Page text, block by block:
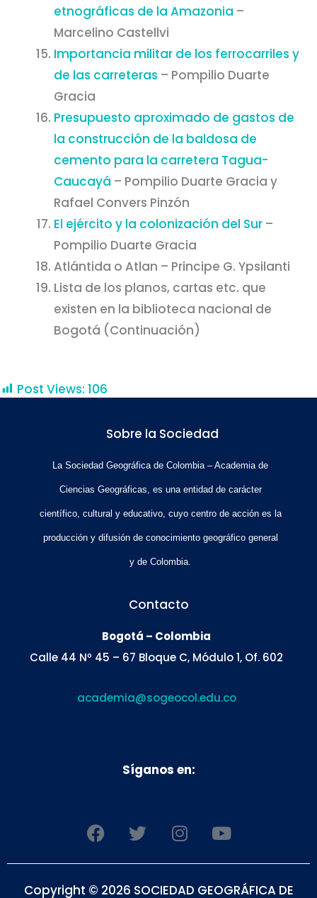
etnográficas de la Amazonia –
Marcelino Castellvi
Importancia militar de los ferrocarriles y
de las carreteras – Pompilio Duarte
Gracia
Presupuesto aproximado de gastos de
la construcción de la baldosa de
cemento para la carretera Tagua-
Caucayá – Pompilio Duarte Gracia y
Rafael Convers Pinzón
El ejército y la colonización del Sur –
Pompilio Duarte Gracia
Atlántida o Atlan – Principe G. Ypsilanti
Lista de los planos, cartas etc. que
existen en la biblioteca nacional de
Bogotá (Continuación)
Post Views: 106
Sobre la Sociedad
La Sociedad Geográfica de Colombia – Academia de
Ciencias Geográficas, es una entidad de carácter
científico, cultural y educativo, cuyo centro de acción es la
producción y difusión de conocimiento geográfico general
y de Colombia.
Contacto
Bogotá – Colombia
Calle 44 Nº 45 – 67 Bloque C, Módulo 1, Of. 602
academia@sogeocol.edu.co
Síganos en:
F
a
c
T
w
i
I
n
s
Y
o
u
Copyright © 2026 SOCIEDAD GEOGRÁFICA DE